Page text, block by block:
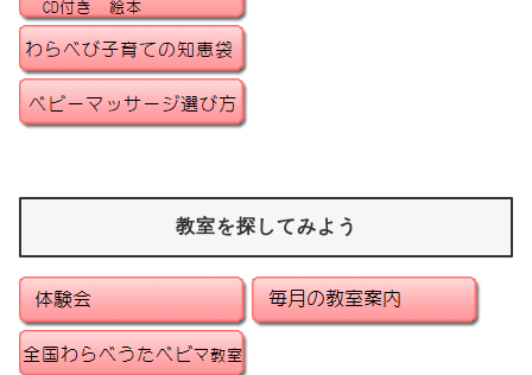
教室を探してみよう